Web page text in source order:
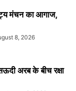
मंचन का आगाज,
8, 2026
अरब के बीच रक्षा